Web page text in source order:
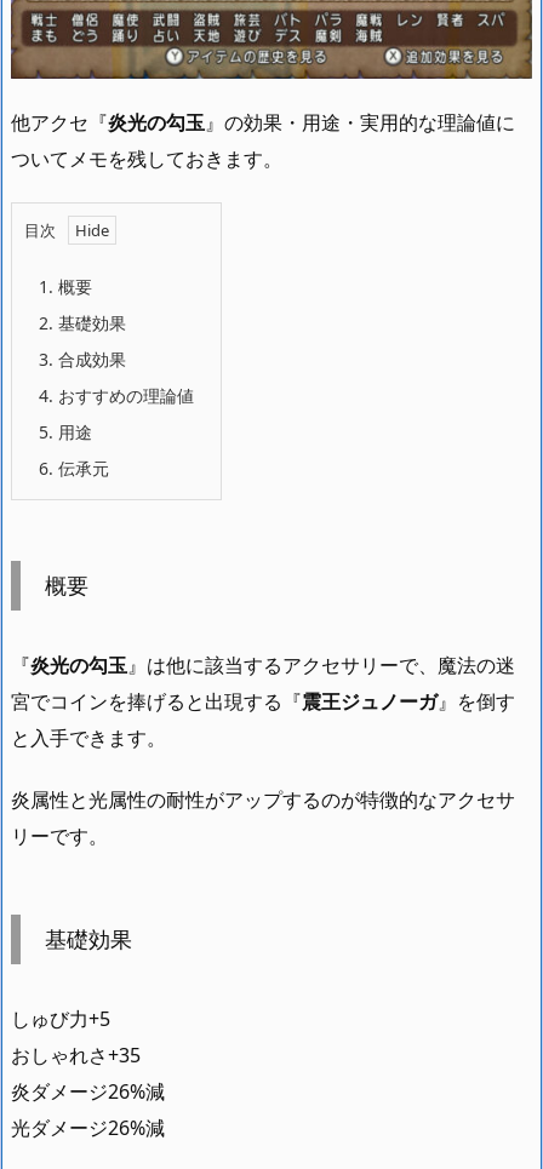
他アクセ『炎光の勾玉』の効果・用途・実用的な理論値に
ついてメモを残しておきます。
目次
1. 概要
2. 基礎効果
3. 合成効果
4. おすすめの理論値
5. 用途
6. 伝承元
概要
『炎光の勾玉』は他に該当するアクセサリーで、魔法の迷
宮でコインを捧げると出現する『震王ジュノーガ』を倒す
と入手できます。
炎属性と光属性の耐性がアップするのが特徴的なアクセサ
リーです。
基礎効果
しゅび力+5
おしゃれさ+35
炎ダメージ26%減
光ダメージ26%減